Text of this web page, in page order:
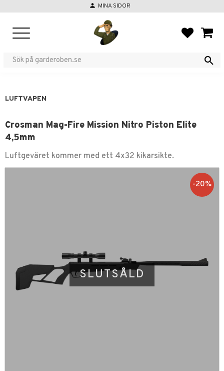
person MINA SIDOR
LUFTVAPEN
Crosman Mag-Fire Mission Nitro Piston Elite
4,5mm
Luftgeväret kommer med ett 4x32 kikarsikte.
SLUTSÅLD
20%